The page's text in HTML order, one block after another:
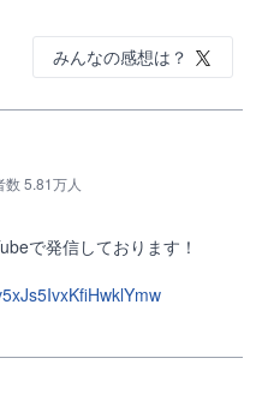
みんなの感想は？
5.81万人